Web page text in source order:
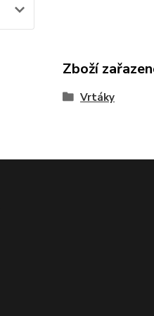
Zboží
Vrtáky